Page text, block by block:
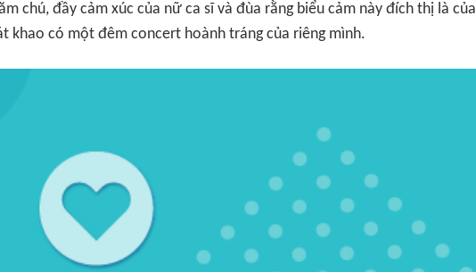
chú, đầy cảm xúc của nữ ca sĩ và đùa rằng biểu cảm này đích thị là của
khao có một đêm concert hoành tráng của riêng mình.